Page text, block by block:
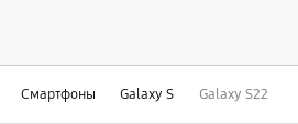
Смартфоны Galaxy S Galaxy S22